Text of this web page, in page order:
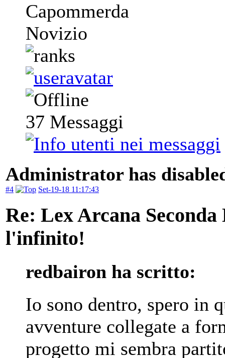
Capommerda
Novizio
37 Messaggi
Administrator has
#4 Set-19-18 11:17:43
Re: Lex Arcana
l'infinito!
redbairon ha scritto:
Io sono dentro, spero in
avventure collegate a
progetto mi sembra